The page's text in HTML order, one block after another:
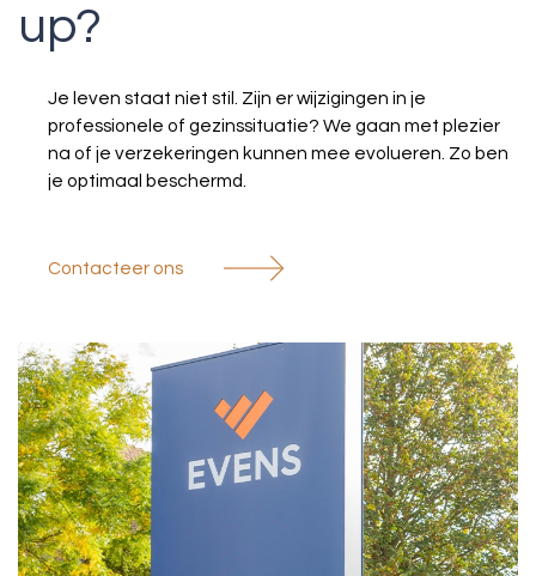
up?
Je leven staat niet stil. Zijn er wijzigingen in je
professionele of gezinssituatie? We gaan met plezier
na of je verzekeringen kunnen mee evolueren. Zo ben
je optimaal beschermd.
Contacteer ons